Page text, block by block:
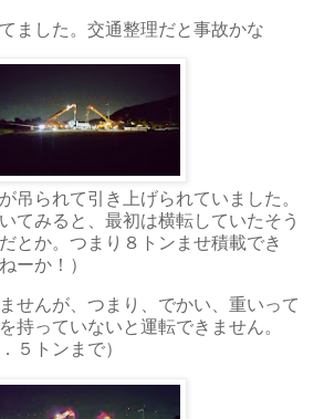
ました。交通整理だと事故かな
吊られて引き上げられていました。
てみると、最初は横転していたそう
だとか。つまり８トンませ積載でき
ーか！）
せんが、つまり、でかい、重いって
持っていないと運転できません。
５トンまで）